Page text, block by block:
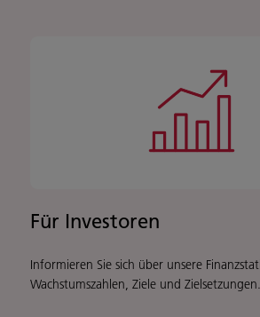
Für Investoren
Informieren Sie sich über unsere
Wachstumszahlen, Ziele und Zielsetzungen.